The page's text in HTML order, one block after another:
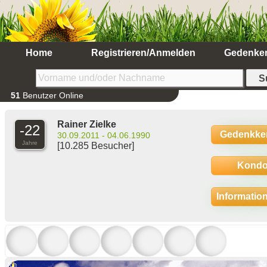
Home Registrieren/Anmelden
51 Benutzer Online
-22
Jahre
Rainer Zielke
30.09.2011 - 04.06.1990
[10.285 Besucher]
Ich